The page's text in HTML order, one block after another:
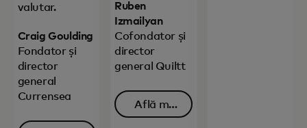
valutar.
Craig Goulding
Fondator și
director
general
Currensea
Ruben
Izmailyan
Cofondator și
director
general Quiltt
Află mai